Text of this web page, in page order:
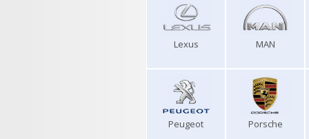
Lexus MAN
Peugeot Porsche